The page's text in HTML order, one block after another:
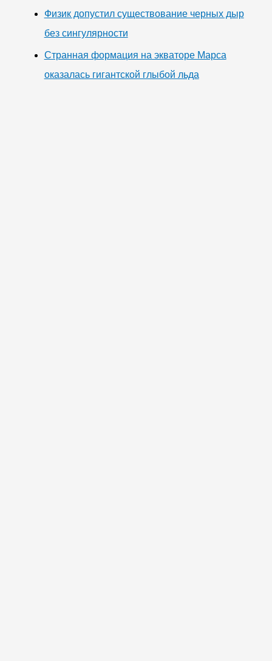
Физик допустил существование черных дыр
без сингулярности
Странная формация на экваторе Марса
оказалась гигантской глыбой льда